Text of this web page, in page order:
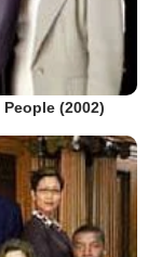
(2002)